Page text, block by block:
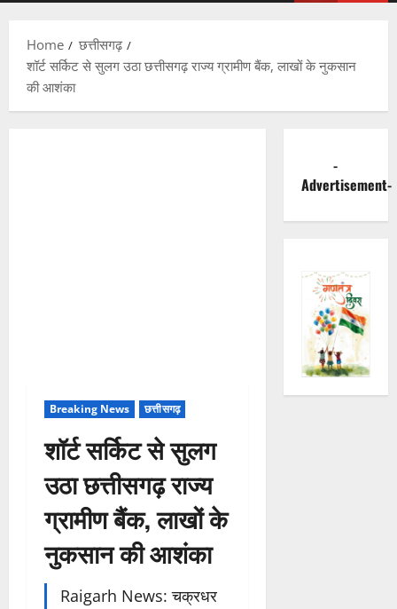
Home
छत्तीसगढ़
शॉर्ट सर्किट से सुलग उठा छत्तीसगढ़ राज्य ग्रामीण बैंक, लाखों के नुकसान
की आशंका
Breaking News छत्तीसगढ़
शॉर्ट सर्किट से सुलग
उठा छत्तीसगढ़ राज्य
ग्रामीण बैंक, लाखों के
नुकसान की आशंका
Raigarh News: चक्रधर
-
Advertisement-